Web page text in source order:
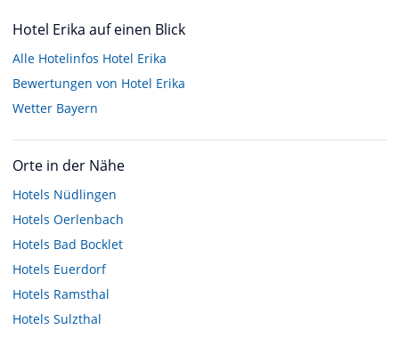
Hotel Erika auf einen Blick
Alle Hotelinfos Hotel Erika
Bewertungen von Hotel Erika
Wetter Bayern
Orte in der Nähe
Hotels Nüdlingen
Hotels Oerlenbach
Hotels Bad Bocklet
Hotels Euerdorf
Hotels Ramsthal
Hotels Sulzthal